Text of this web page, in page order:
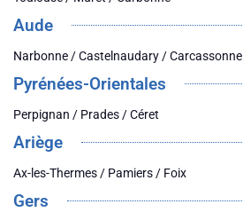
Aude
Narbonne / Castelnaudary / Carcassonne
Pyrénées-Orientales
Perpignan / Prades / Céret
Ariège
Ax-les-Thermes / Pamiers / Foix
Gers